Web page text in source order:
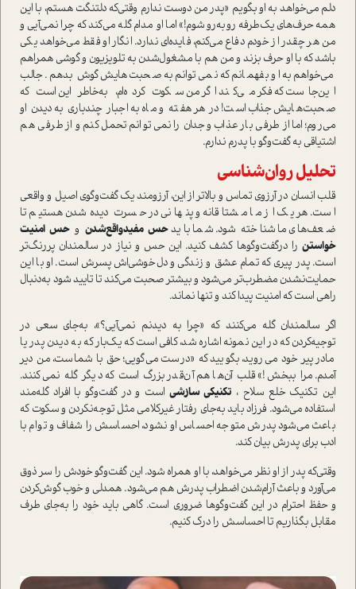
دلم می‌خواهد به او بگویم «پدر من دوست ندارم وقتی‌که دلتنگت هستم، با این
همه حرف‌های یک‌طرفه روبه‌رو شوم!» اما او مدام گله می‌کند که چرا نمی‌آیی و
من هر چقدر از خودم دفاع می‌کنم، فایده‌ای ندارد. انگار او فقط می‌خواهد یکی
باشد که با او حرف بزند و من هم با مشغول‌شدن به تلویزیون و گوشی همراهم
می‌خواهم به او بفهمانم که نمی‌توانم به صحبت‌هایش گوش بدهم. جالب
این‌جا‌ست که فکر می‌کند اگر من سکوت کرده‌ام، به‌خاطر این ا‌ست که
صحبت‌هایش جذاب ا‌ست! در هر هفته و ماه به‌اجبار چندباری به دیدن او
می‌روم؛ اما از طرفی بار عذاب وجدان را نمی‌توانم تحمل کنم و از طرفی هم
اشتیاقی به گفت‌وگو با پدرم ندارم.
تحلیل روان‌شناسی
قلب انسان در آرزوی تماس و بالاتر از این، آرزومند یک گفت‌وگوی اصیل و واقعی
ا‌ست. هر یک از ما مشتاقانه و پنهانی در حسرت دیده‌شدن هستیم تا
ضعف‌های ما شناخته شود. شما بایدحس مفید‌واقع‌شدنوحس امنیت
خوا‌ستن را درگفت‌وگوها کشف کنید. این حس و نیاز در سالمندان پررنگ‌تر
ا‌ست. پدر پیری که تمام عشق و زندگی و دل‌خوشی‌اش پسرش ا‌ست. او با این
حمایت‌نشدن مضطرب‌تر می‌شود و بیشتر صحبت می‌کند تا تایید شود به‌دنبال
راهی ا‌ست که امنیت پیدا کند و تنها نماند.
اگر سالمندان گله می‌کنند که «چرا به دیدنم نمی‌آیی؟»، به‌جای سعی در
توجیه‌کردن که در این نمونه اشاره شد، کافی ا‌ست که یک‌بار که به دیدن پدر یا
مادر پیر خود می‌روید، بگویید که «درست می‌گویی؛ حق با شما‌ست، من دیر
آمدم. مرا ببخش!» قلب آن‌ها هم آن‌قدر بزرگ ا‌ست که دیگر گله نمی‌کنند.
این تکنیک خلع سلاح ، تکنیکی سازشی ا‌ست و در گفت‌و‌گو با افراد گله‌مند
ا‌ستفاده می‌شود. فرزاد باید به‌جای رفتار غیر‌کلامی مثل توجه‌نکردن و سکوت که
باعث می‌شود پدرش متوجه احساس او نشود، احساسش را شفاف و توام با
ادب برای پدرش بیان کند.
وقتی‌که پدر از او نظر می‌خواهد، با او همراه شود. این گفت‌وگو خودش را سر ذوق
می‌آورد و باعث آرام‌شدن اضطراب پدرش هم می‌شود. همدلی و خوب گوش‌کردن
و حفظ احترام در این گفت‌وگوها ضروری ا‌ست. گاهی باید خود را به‌جای طرف
مقابل بگذاریم تا احساسش را درک کنیم.